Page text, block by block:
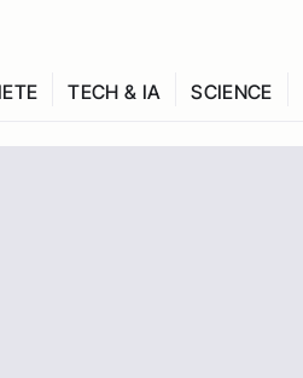
TECH & IA SCIENCE